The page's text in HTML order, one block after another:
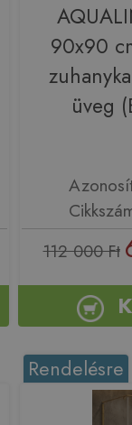
90x90
üveg
112 000 Ft
Rendelésre